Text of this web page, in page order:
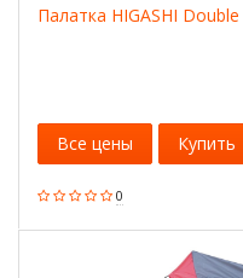
Палатка HIGASHI
0
Все цены Купить